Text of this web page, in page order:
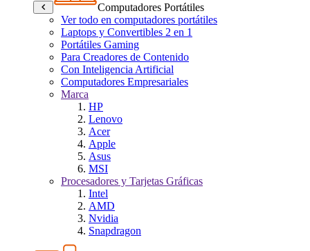
Computadores Portátiles
Ver todo en computadores portátiles
Laptops y Convertibles 2 en 1
Portátiles Gaming
Para Creadores de Contenido
Con Inteligencia Artificial
Computadores Empresariales
Marca
HP
Lenovo
Acer
Apple
Asus
MSI
Procesadores y Tarjetas Gráficas
Intel
AMD
Nvidia
Snapdragon